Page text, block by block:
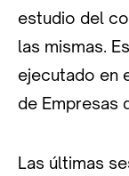
estudio del
las mismas.
ejecutado en
de Empresas
Las últimas